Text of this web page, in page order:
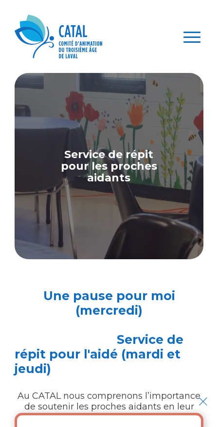
Nous
joindre
622-
1228
Service de répit
pourles proches
aidants
Une pause pour moi
(mercredi)
Service de
répit pour l'aidé (mardi et
jeudi)
Au CATAL nous comprenons l’importance
de soutenir les proches aidants en leur
offrant des pauses bien méritées. Si vous×